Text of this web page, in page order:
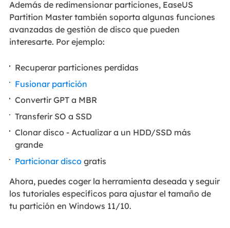
Además de redimensionar particiones, EaseUS
Partition Master también soporta algunas funciones
avanzadas de gestión de disco que pueden
interesarte. Por ejemplo:
Recuperar particiones perdidas
Fusionar partición
Convertir GPT a MBR
Transferir SO a SSD
Clonar disco - Actualizar a un HDD/SSD más
grande
Particionar disco gratis
Ahora, puedes coger la herramienta deseada y seguir
los tutoriales específicos para ajustar el tamaño de
tu partición en Windows 11/10.